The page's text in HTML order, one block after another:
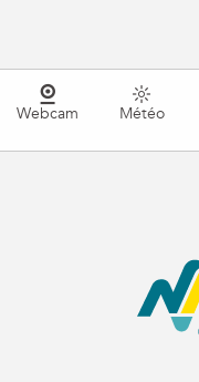
Webcam Météo